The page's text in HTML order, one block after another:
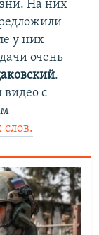
На них
у них
очень
.
видео с
слов.